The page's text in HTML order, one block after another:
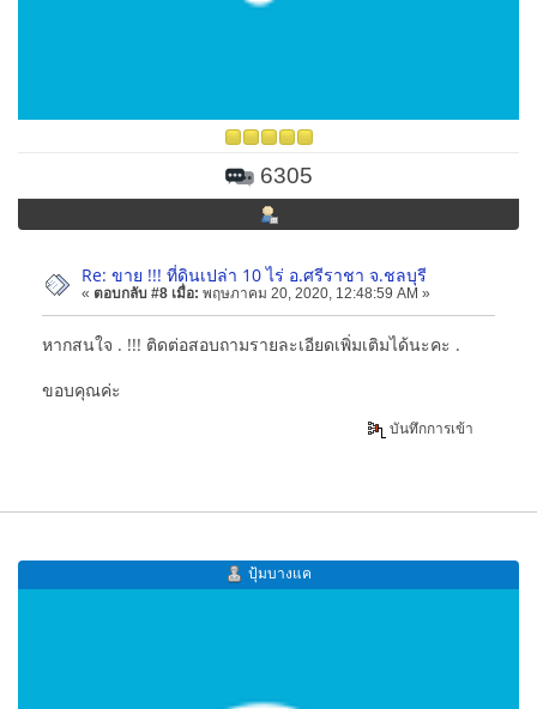
6305
Re: ขาย !!! ที่ดินเปล่า 10 ไร่ อ.ศรีราชา จ.ชลบุรี
« ตอบกลับ #8 เมื่อ: พฤษภาคม 20, 2020, 12:48:59 AM »
หากสนใจ . !!! ติดต่อสอบถามรายละเอียดเพิ่มเติมได้นะคะ .
ขอบคุณค่ะ
บันทึกการเข้า
ปุ้มบางแค